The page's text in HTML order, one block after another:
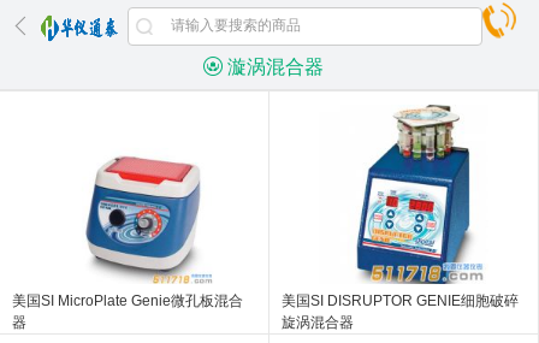
漩涡混合器
美国SI MicroPlate Genie微孔板混合
器
美国SI DISRUPTOR GENIE细胞破碎
旋涡混合器